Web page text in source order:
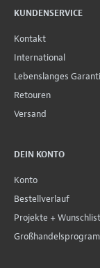
KUNDENSERVICE
Kontakt
International
Lebenslanges
Retouren
Versand
DEIN KONTO
Konto
Bestellverlauf
Projekte +